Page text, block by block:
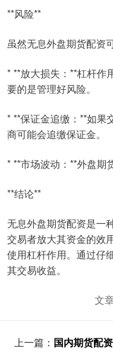
**风险**
虽然无息外盘期货配资
* **放大损失：**杠杆作
要的是管理好风险。
* **保证金追缴：**如果
商可能会追缴保证金。
* **市场波动：**外盘期
**结论**
无息外盘期货配资是一
交易者放大其资金的效
使用杠杆作用。通过仔
其交易收益。
文
上一篇： 国内期货配